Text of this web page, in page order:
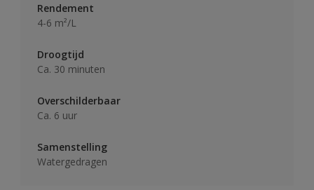
Rendement
4-6 m²/L
Droogtijd
Ca. 30 minuten
Overschilderbaar
Ca. 6 uur
Samenstelling
Watergedragen